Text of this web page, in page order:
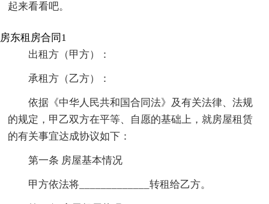
起来看看吧。
房东租房合同1
出租方（甲方）：
承租方（乙方）：
依据《中华人民共和国合同法》及有关法律、法规
的规定，甲乙双方在平等、自愿的基础上，就房屋租赁
的有关事宜达成协议如下：
第一条 房屋基本情况
甲方依法将_____________转租给乙方。